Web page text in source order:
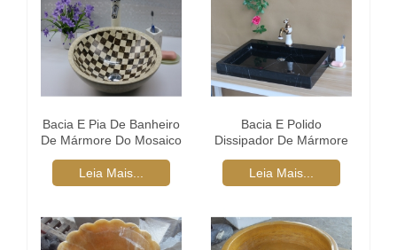
Bacia E Pia De Banheiro
De Mármore Do Mosaico
Leia Mais...
Bacia E Polido
Dissipador De Mármore
Leia Mais...